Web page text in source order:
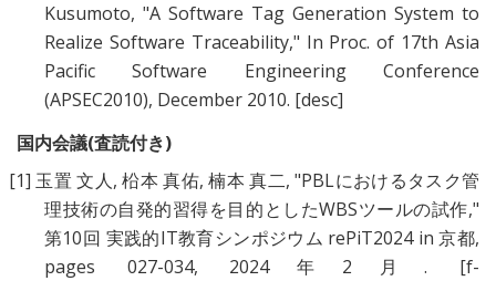
Kusumoto, "A Software Tag Generation System to
Realize Software Traceability," In Proc. of 17th Asia
Pacific Software Engineering Conference
(APSEC2010), December 2010. [desc]
国内会議(査読付き)
[1] 玉置 文人,柗本 真佑,楠本 真二, "PBLにおけるタスク管
理技術の自発的習得を目的としたWBSツールの試作,"
第10回 実践的IT教育シンポジウム rePiT2024 in 京都,
pages 027-034, 2024年2月. [f-